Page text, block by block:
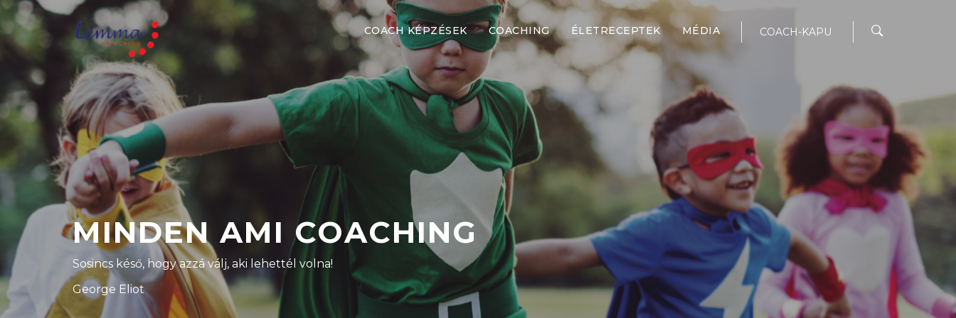
COACH KÉPZÉSEK COACHING ÉLETRECEPTEK MÉDIA COACH-KAPU
MINDEN AMI COACHING
Sosincs késő, hogy azzá válj, aki lehettél volna!
George Eliot